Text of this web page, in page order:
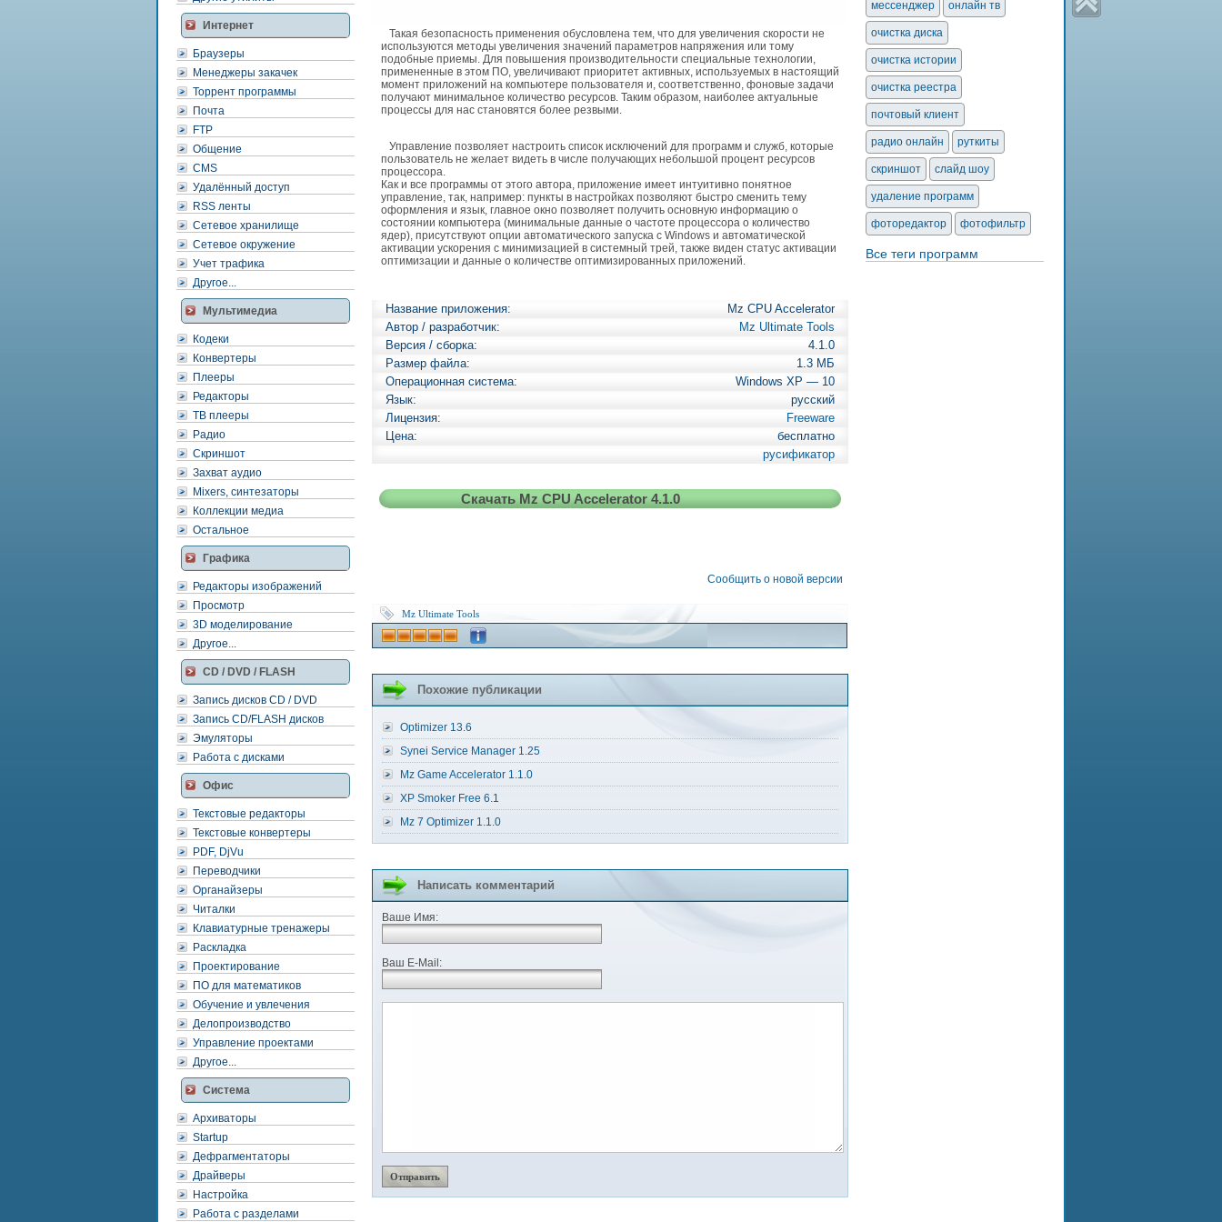
Интернет
Браузеры
Менеджеры закачек
Торрент программы
Почта
FTP
Общение
CMS
Удалённый доступ
RSS ленты
Сетевое хранилище
Сетевое окружение
Учет трафика
Другое...
Мультимедиа
Кодеки
Конвертеры
Плееры
Редакторы
ТВ плееры
Радио
Скриншот
Захват аудио
Mixers, синтезаторы
Коллекции медиа
Остальное
Графика
Редакторы изображений
Просмотр
3D моделирование
Другое...
CD / DVD / FLASH
Запись дисков CD / DVD
Запись CD/FLASH дисков
Эмуляторы
Работа с дисками
Офис
Текстовые редакторы
Текстовые конвертеры
PDF, DjVu
Переводчики
Органайзеры
Читалки
Клавиатурные тренажеры
Раскладка
Проектирование
ПО для математиков
Обучение и увлечения
Делопроизводство
Управление проектами
Другое...
Система
Архиваторы
Startup
Дефрагментаторы
Драйверы
Настройка
Работа с разделами
Такая безопасность применения обусловлена тем, что для увеличения скорости не
используются методы увеличения значений параметров напряжения или тому
подобные приемы. Для повышения производительности специальные технологии,
примененные в этом ПО, увеличивают приоритет активных, используемых в настоящий
момент приложений на компьютере пользователя и, соответственно, фоновые задачи
получают минимальное количество ресурсов. Таким образом, наиболее актуальные
процессы для нас становятся более резвыми.
Управление позволяет настроить список исключений для программ и служб, которые
пользователь не желает видеть в числе получающих небольшой процент ресурсов
процессора.
Как и все программы от этого автора, приложение имеет интуитивно понятное
управление, так, например: пункты в настройках позволяют быстро сменить тему
оформления и язык, главное окно позволяет получить основную информацию о
состоянии компьютера (минимальные данные о частоте процессора о количество
ядер), присутствуют опции автоматического запуска c Windows и автоматической
активации ускорения с минимизацией в системный трей, также виден статус активации
оптимизации и данные о количестве оптимизированных приложений.
Название приложения:
Mz CPU Accelerator
Автор / разработчик:
Mz Ultimate Tools
Версия / сборка:
4.1.0
Размер файла:
1.3 МБ
Операционная система:
Windows XP — 10
Язык:
русский
Лицензия:
Freeware
Цена:
бесплатно
русификатор
Скачать Mz CPU Accelerator 4.1.0
Сообщить о новой версии
Mz Ultimate Tools
Похожие публикации
Optimizer 13.6
Synei Service Manager 1.25
Mz Game Accelerator 1.1.0
XP Smoker Free 6.1
Mz 7 Optimizer 1.1.0
Написать комментарий
Ваше Имя:
Ваш E-Mail:
мессенджер онлайн тв
очистка диска
очистка истории
очистка реестра
почтовый клиент
радио онлайн руткиты
скриншот слайд шоу
удаление программ
фоторедактор фотофильтр
Все теги программ